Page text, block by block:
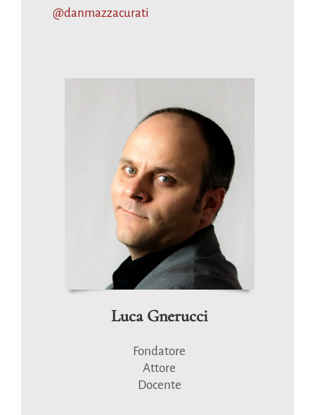
@danmazzacurati
Luca Gnerucci
Fondatore
Attore
Docente